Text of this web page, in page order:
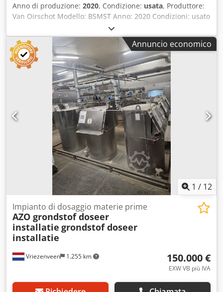
Anno di produzione: 2020, Condizione: usata, Produttore:
Van Oirschot Modello: BSMST Anno: 2020 Condizioni: usato
Cjdeznh Ngopfx An Ejha Numero di serie: 201002-K3
Numero di magazzino: 3414J Altezza di ribaltamento: 970
mm Angolo di ribaltamento: 0 - 100° Carico massimo: max
900 kg Dimensioni della vasca: 1000 x 1200 x 800 mm
Altezza di scarico: 970 mm Alimentazione: batteria a
trazione semi-elettrica da 12V Dimensioni: 1450 x 1150 x
1150 mm Peso: 300 kg
Annuncio economico
1 / 12
Vriezenveen 1.255 km
Impianto di dosaggio materie prime
AZO grondstof doseer
installatie grondstof doseer
installatie
150.000 €
EXW VB più IVA